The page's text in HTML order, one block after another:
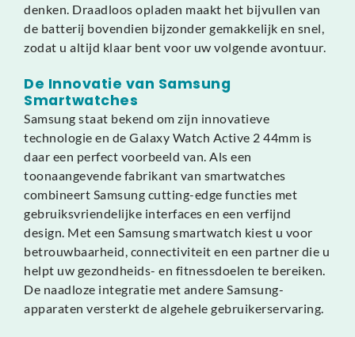
denken. Draadloos opladen maakt het bijvullen van
de batterij bovendien bijzonder gemakkelijk en snel,
zodat u altijd klaar bent voor uw volgende avontuur.
De Innovatie van Samsung
Smartwatches
Samsung staat bekend om zijn innovatieve
technologie en de Galaxy Watch Active 2 44mm is
daar een perfect voorbeeld van. Als een
toonaangevende fabrikant van smartwatches
combineert Samsung cutting-edge functies met
gebruiksvriendelijke interfaces en een verfijnd
design. Met een Samsung smartwatch kiest u voor
betrouwbaarheid, connectiviteit en een partner die u
helpt uw gezondheids- en fitnessdoelen te bereiken.
De naadloze integratie met andere Samsung-
apparaten versterkt de algehele gebruikerservaring.